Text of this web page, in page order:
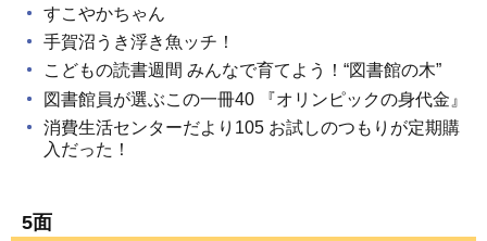
すこやかちゃん
手賀沼うき浮き魚ッチ！
こどもの読書週間 みんなで育てよう！“図書館の木”
図書館員が選ぶこの一冊40 『オリンピックの身代金』
消費生活センターだより105 お試しのつもりが定期購
入だった！
5面